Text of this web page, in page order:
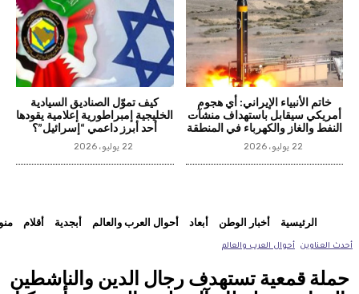
خاتم الأنبياء الإيراني: أي هجوم
أمريكي سيقابل باستهداف منشآت
النفط والغاز والكهرباء في المنطقة
22 يوليو، 2026
كيف تموّل الصناديق السيادية
الخليجية إمبراطورية إعلامية يقودها
أحد أبرز داعمي “إسرائيل”؟
22 يوليو، 2026